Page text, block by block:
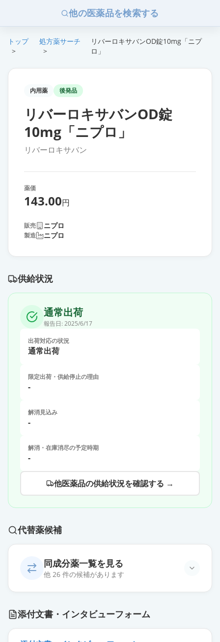
他の医薬品を検索する
トップ
>
処方薬サーチ
>
リバーロキサバンOD錠10mg「ニプ
ロ」
内用薬 後発品
リバーロキサバンOD錠
10mg「ニプロ」
リバーロキサバン
薬価
143.00円
販売 ニプロ
製造 ニプロ
供給状況
通常出荷
報告日: 2025/6/17
出荷対応の状況
通常出荷
限定出荷・供給停止の理由
-
解消見込み
-
解消・在庫消尽の予定時期
-
他医薬品の供給状況を確認する →
代替薬候補
同成分薬一覧を見る
他 26 件の候補があります
ワ」
薬価 143.00 円
添付文書・インタビューフォーム